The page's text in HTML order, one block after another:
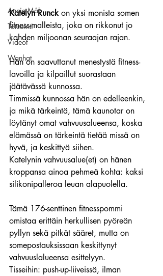
Annie Mål
Tatuointi
Videot
Wanhat
Katelyn Runck on yksi monista somen
fitness-malleista, joka on rikkonut jo
kahden miljoonan seuraajan rajan.
Hän on saavuttanut menestystä fitness-
lavoilla ja kilpaillut suorastaan
jäätävässä kunnossa.
Timmissä kunnossa hän on edelleenkin,
ja mikä tärkeintä, tämä kaunotar on
löytänyt omat vahvuusalueensa, koska
elämässä on tärkeintä tietää missä on
hyvä, ja keskittyä siihen.
Katelynin vahvuusalue(et) on hänen
kroppansa ainoa pehmeä kohta: kaksi
silikonipalleroa leuan alapuolella.
Tämä 176-senttinen fitnesspommi
omistaa erittäin herkullisen pyöreän
pyllyn sekä pitkät sääret, mutta on
somepostauksissaan keskittynyt
vahvuuslalueensa esittelyyn.
Tisseihin: push-up-liiveissä, ilman